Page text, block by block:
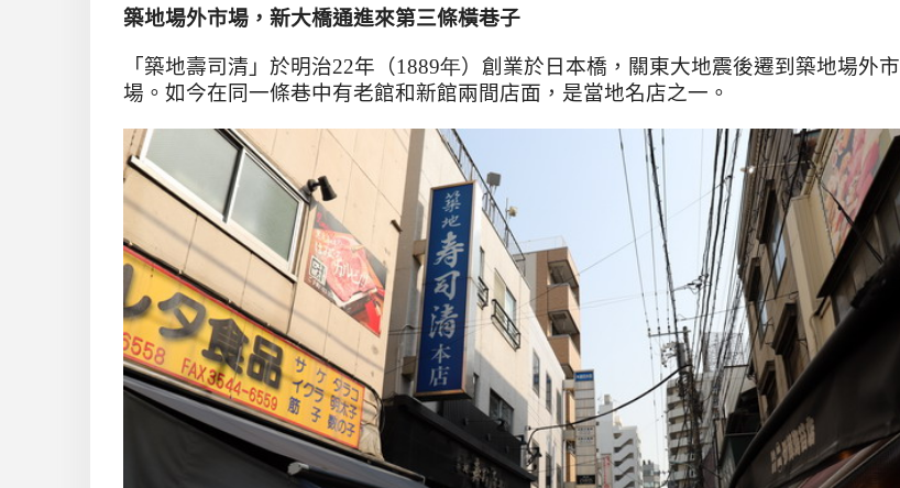
築地場外市場，新大橋通進來第三條橫巷子
「築地壽司清」於明治22年（1889年）創業於日本橋，關東大地震後遷到築地場外市
場。如今在同一條巷中有老館和新館兩間店面，是當地名店之一。